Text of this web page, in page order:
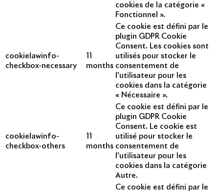
cookies de la catégorie «
Fonctionnel ».
cookielawinfo-
checkbox-necessary
months
Ce cookie est défini par le
plugin GDPR Cookie
Consent. Les cookies sont
utilisés pour stocker le
consentement de
l'utilisateur pour les
cookies dans la catégorie
« Nécessaire ».
cookielawinfo-
checkbox-others
months
Ce cookie est défini par le
plugin GDPR Cookie
Consent. Le cookie est
utilisé pour stocker le
consentement de
l'utilisateur pour les
cookies dans la catégorie
Autre.
Ce cookie est défini par le